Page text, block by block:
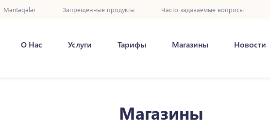
Məntəqələr Запрещенные продукты Часто задаваемые вопросы
О Нас Услуги Тарифы Магазины Новости
Магазины